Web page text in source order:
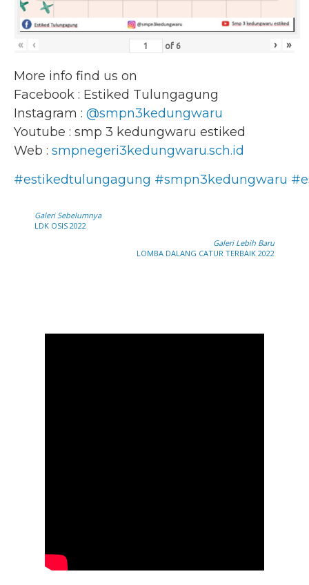
« ‹ of 6 › »
More info find us on
Facebook : Estiked Tulungagung
Instagram : @smpn3kedungwaru
Youtube : smp 3 kedungwaru estiked
Web : smpnegeri3kedungwaru.sch.id
#estikedtulungagung #smpn3kedungwaru
Galeri Sebelumnya
LDK OSIS 2022
Galeri Lebih Baru
LOMBA DALANG CATUR TERBAIK 2022